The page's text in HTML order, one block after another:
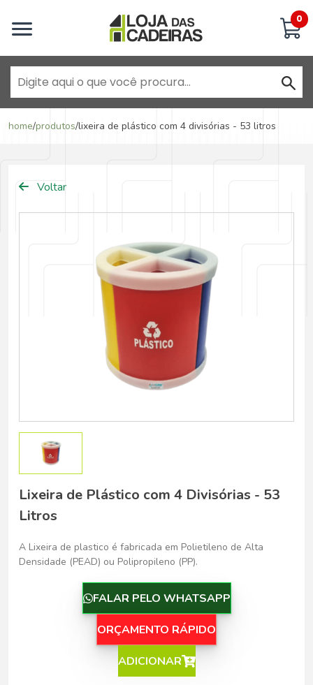
0
home/produtos/lixeira de plástico com 4 divisórias - 53 litros
Voltar
Lixeira de Plástico com 4 Divisórias - 53
Litros
A Lixeira de plastico é fabricada em Polietileno de Alta
Densidade (PEAD) ou Polipropileno (PP).
FALAR PELO WHATSAPP
ORÇAMENTO RÁPIDO
ADICIONAR
Inicie uma conversa
Goiânia - Jardim América
Anápolis - Jundiaí
Brasília - Asa Sul
Goiânia - Jardim América II
Belo Horizonte - Belo Horizonte